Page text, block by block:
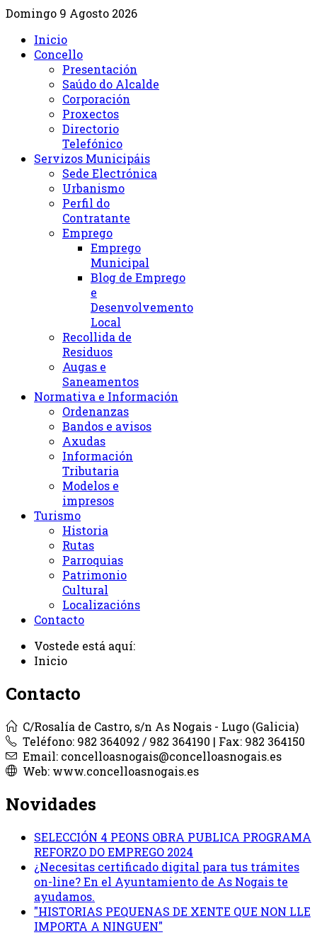
Domingo 9 Agosto 2026
Inicio
Concello
Presentación
Saúdo do Alcalde
Corporación
Proxectos
Directorio
Telefónico
Servizos Municipáis
Sede Electrónica
Urbanismo
Perfil do
Contratante
Emprego
Emprego
Municipal
Blog de Emprego
e
Desenvolvemento
Local
Recollida de
Residuos
Augas e
Saneamentos
Normativa e Información
Ordenanzas
Bandos e avisos
Axudas
Información
Tributaria
Modelos e
impresos
Turismo
Historia
Rutas
Parroquias
Patrimonio
Cultural
Localizacións
Contacto
Vostede está aquí:
Inicio
Contacto
C/Rosalía de Castro, s/n As Nogais - Lugo (Galicia)
Teléfono: 982 364092 / 982 364190 | Fax: 982 364150
Email: concelloasnogais@concelloasnogais.es
Web: www.concelloasnogais.es
Novidades
SELECCIÓN 4 PEONS OBRA PUBLICA PROGRAMA
REFORZO DO EMPREGO 2024
¿Necesitas certificado digital para tus trámites
on-line? En el Ayuntamiento de As Nogais te
ayudamos.
"HISTORIAS PEQUENAS DE XENTE QUE NON LLE
IMPORTA A NINGUEN"